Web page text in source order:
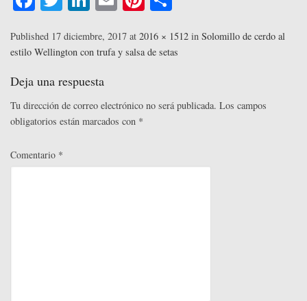
bo
ok
tte
r
ed
In
ail er
es
t
pa
rti
bo
ok
tte
r
ed
In
ailer
es
m
pa
r
Published 17 diciembre, 2017 at 2016 × 1512 in Solomillo de cerdo al
estilo Wellington con trufa y salsa de setas
Deja una respuesta
Tu dirección de correo electrónico no será publicada. Los campos
obligatorios están marcados con *
Comentario *